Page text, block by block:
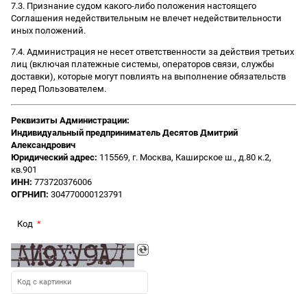
7.3. Признание судом какого-либо положения настоящего
Соглашения недействительным не влечет недействительности
иных положений.
7.4. Администрация не несет ответственности за действия третьих
лиц (включая платежные системы, операторов связи, службы
доставки), которые могут повлиять на выполнение обязательств
перед Пользователем.
Реквизиты Администрации:
Индивидуальный предприниматель Десятов Дмитрий
Александрович
Юридический адрес: 115569, г. Москва, Каширское ш., д.80 к.2,
кв.901
ИНН: 773720376006
ОГРНИП: 304770000123791
Код